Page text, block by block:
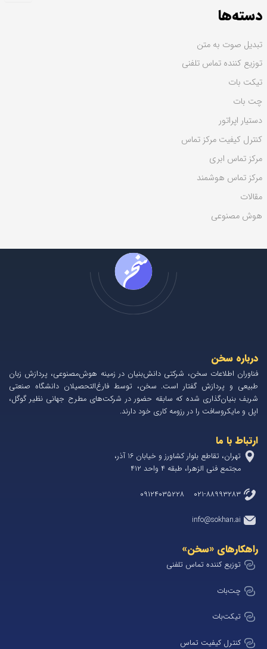
ج
ب
ا
ی
:
دسته‌ها
تبدیل صوت به متن
توزیع کننده تماس تلفنی
تیکت بات
چت بات
دستیار اپراتور
کنترل کیفیت مرکز تماس
مرکز تماس ابری
مرکز تماس هوشمند
مقالات
هوش مصنوعی
ارتباط با ما
تهران، تقاطع بلوار کشاورز و خیابان 1۶ آذر،
مجتمع فنی الزهرا، طبقه ۴ واحد ۴۱۲
۰۲۱-۸۸۹۹۳۲۸۳ ۰۹۱۲۴۰۳۵۲۲۸
info@sokhan.ai
درباره سخن
فناوران اطلاعات سخن، شرکتی دانش‌بنیان در زمینه هوش‌مصنوعی، پردازش زبان
طبیعی و پردازش گفتار است. سخن، توسط فارغ‌التحصیلان دانشگاه صنعتی
شریف بنیان‌گذاری شده که سابقه حضور در شرکت‌های مطرح جهانی نظیر گوگل،
اپل و مایکروسافت را در رزومه کاری خود دارند.
راهکارهای «سخن»
توزیع کننده تماس تلفنی
چت‌بات
تیکت‌بات
کنترل کیفیت تماس